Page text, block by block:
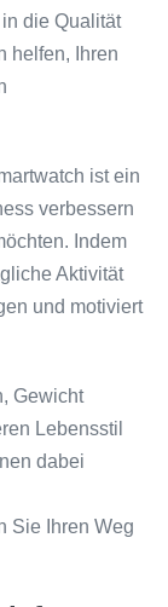
die Qualität
helfen, Ihren
ist ein
verbessern
Indem
Aktivität
und motiviert
Gewicht
Lebensstil
dabei
Sie Ihren Weg